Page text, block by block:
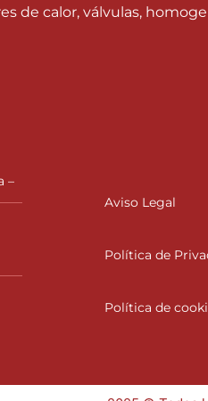
de calor, válvulas,
–
Aviso Legal
Política de
Política de